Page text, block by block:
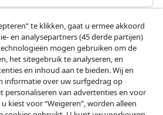
te klikken, gaat u ermee akkoord
en analysepartners (45 derde partijen)
mogen gebruiken om de
het sitegebruik te analyseren, en
en inhoud aan te bieden. Wij en
informatie over uw surfgedrag op
personaliseren van advertenties en voor
kiest voor “Weigeren”, worden alleen